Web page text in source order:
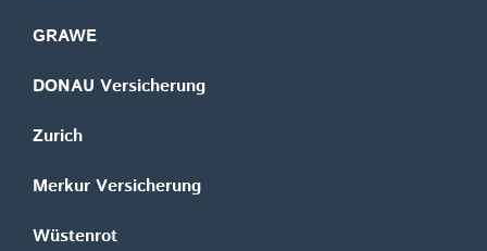
GRAWE
DONAU Versicherung
Zurich
Merkur Versicherung
Wüstenrot